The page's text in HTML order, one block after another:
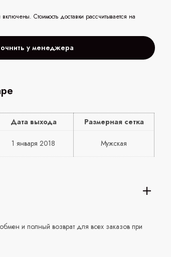
Стоимость доставки рассчитывается на
у менеджера
Дата выхода Размерная сетка
1 января 2018 Мужская
и полный возврат для всех заказов при